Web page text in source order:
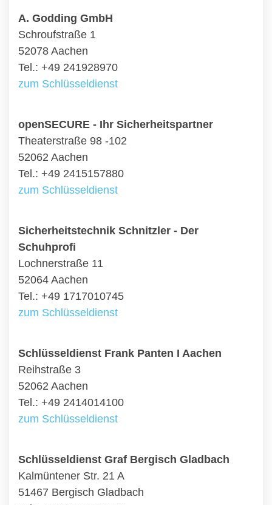
A. Godding GmbH
Schroufstraße 1
52078 Aachen
Tel.: +49 241928970
zum Schlüsseldienst
openSECURE - Ihr Sicherheitspartner
Theaterstraße 98 -102
52062 Aachen
Tel.: +49 2415157880
zum Schlüsseldienst
Sicherheitstechnik Schnitzler - Der
Schuhprofi
Lochnerstraße 11
52064 Aachen
Tel.: +49 1717010745
zum Schlüsseldienst
Schlüsseldienst Frank Panten I Aachen
Reihstraße 3
52062 Aachen
Tel.: +49 2414014100
zum Schlüsseldienst
Schlüsseldienst Graf Bergisch Gladbach
Kalmüntener Str. 21 A
51467 Bergisch Gladbach